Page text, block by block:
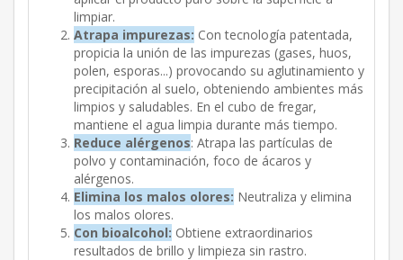
limpiar.
Atrapa impurezas: Con tecnología patentada,
propicia la unión de las impurezas (gases, huos,
polen, esporas...) provocando su aglutinamiento y
precipitación al suelo, obteniendo ambientes más
limpios y saludables. En el cubo de fregar,
mantiene el agua limpia durante más tiempo.
Reduce alérgenos: Atrapa las partículas de
polvo y contaminación, foco de ácaros y
alérgenos.
Elimina los malos olores: Neutraliza y elimina
los malos olores.
Con bioalcohol: Obtiene extraordinarios
resultados de brillo y limpieza sin rastro.